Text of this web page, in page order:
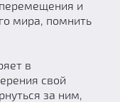
и
мира, помнить
в
свой
за ним,